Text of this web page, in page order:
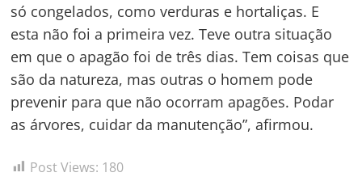
só congelados, como verduras e hortaliças. E
esta não foi a primeira vez. Teve outra situação
em que o apagão foi de três dias. Tem coisas que
são da natureza, mas outras o homem pode
prevenir para que não ocorram apagões. Podar
as árvores, cuidar da manutenção”, afirmou.
Post Views: 180